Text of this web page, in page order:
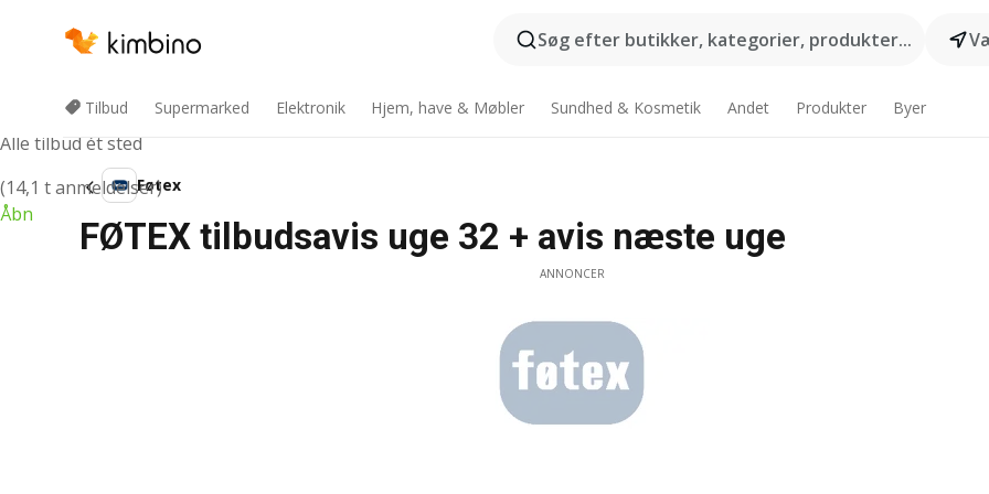
Kimbino app
Alle tilbud ét sted
(14,1 t anmeldelser)
Åbn
Søg efter butikker, kategorier, produkter...
Tilbud Supermarked Elektronik Hjem, have & Møbler Sundhed & Kosmetik Andet Produkter Byer
Føtex
FØTEX tilbudsavis uge 32 + avis næste uge
ANNONCER